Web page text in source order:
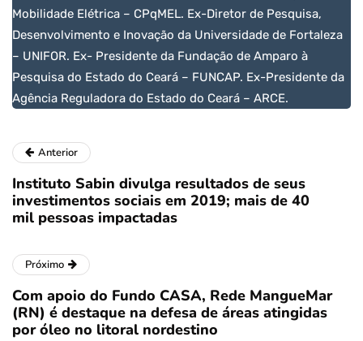
Mobilidade Elétrica – CPqMEL. Ex-Diretor de Pesquisa,
Desenvolvimento e Inovação da Universidade de Fortaleza
– UNIFOR. Ex- Presidente da Fundação de Amparo à
Pesquisa do Estado do Ceará – FUNCAP. Ex-Presidente da
Agência Reguladora do Estado do Ceará – ARCE.
Anterior
Instituto Sabin divulga resultados de seus
investimentos sociais em 2019; mais de 40
mil pessoas impactadas
Próximo
Com apoio do Fundo CASA, Rede MangueMar
(RN) é destaque na defesa de áreas atingidas
por óleo no litoral nordestino